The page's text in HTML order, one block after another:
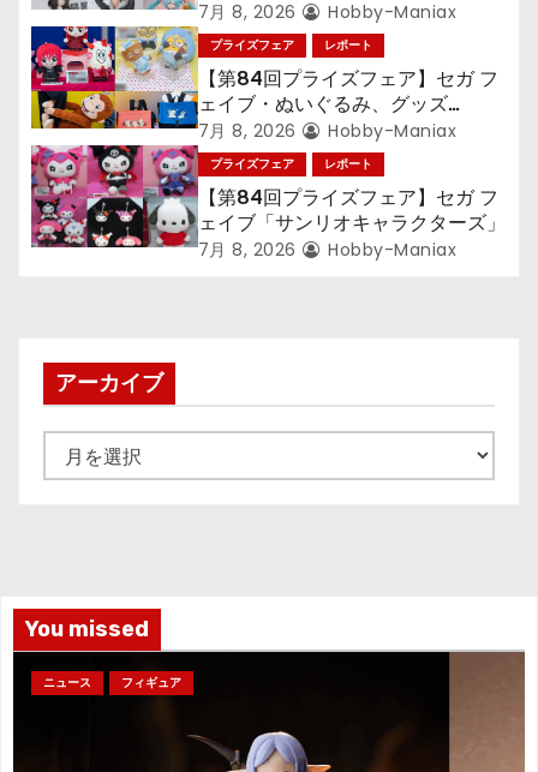
ン』TVアニメ『呪術廻戦』『〈物
語〉シリーズ』「初音ミク」
7月 8, 2026 Hobby-Maniax
プライズフェア レポート
【第84回プライズフェア】セガ フ
ェイブ・ぬいぐるみ、グッズ
『LiSA』『ミニオン』『おさるの
ジョージ』『ポケットモンスター』
7月 8, 2026 Hobby-Maniax
プライズフェア レポート
【第84回プライズフェア】セガ フ
ェイブ「サンリオキャラクターズ」
7月 8, 2026 Hobby-Maniax
アーカイブ
ー
You missed
ニュース フィギュア